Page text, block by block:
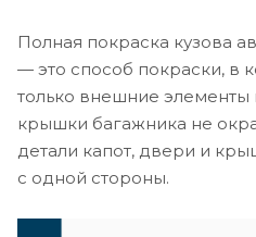
Полная покраска кузова
— это способ покраски, в
только внешние
крышки багажника не
детали капот, двери и
с одной стороны.